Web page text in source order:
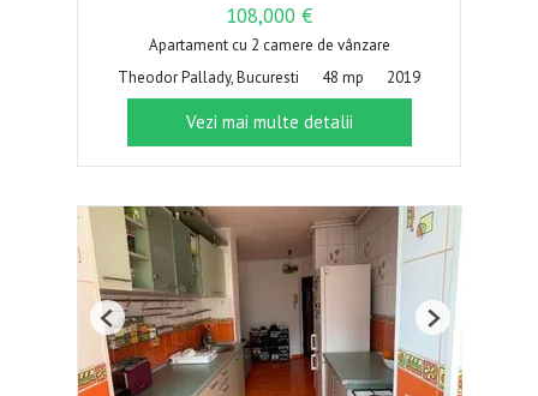
108,000 €
Apartament cu 2 camere de vânzare
Theodor Pallady, Bucuresti
48 mp 2019
Vezi mai multe detalii
Previous Next